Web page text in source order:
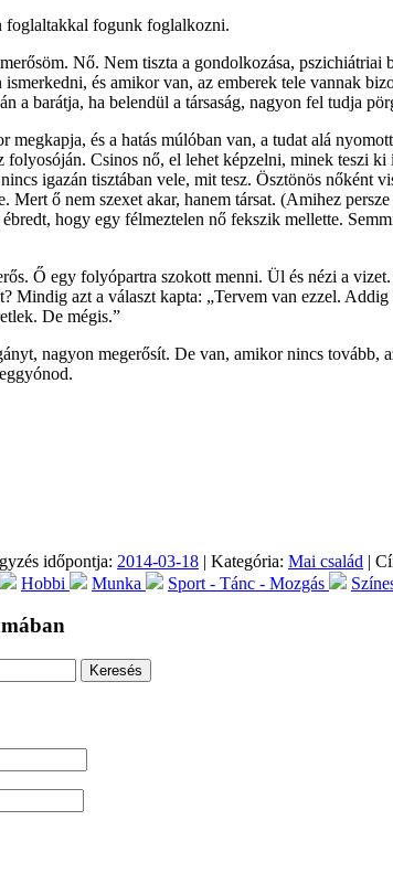
foglaltakkal fogunk foglalkozni.
Nő. Nem tiszta a gondolkozása, pszichiátriai
és amikor van, az emberek tele vannak
a barátja, ha belendül a társaság, nagyon fel tudja
megkapja, és a hatás múlóban van, a tudat alá
folyosóján. Csinos nő, el lehet képzelni, minek teszi
igazán tisztában vele, mit tesz. Ösztönös nőként
Mert ő nem szexet akar, hanem társat. (Amihez
hogy egy félmeztelen nő fekszik mellette.
Ő egy folyópartra szokott menni. Ül és nézi a
Mindig azt a választ kapta: „Tervem van ezzel.
De mégis.”
nagyon megerősít. De van, amikor nincs
időpontja: 2014-03-18 | Kategória: Mai család |
Hobbi Munka Sport - Tánc - Mozgás